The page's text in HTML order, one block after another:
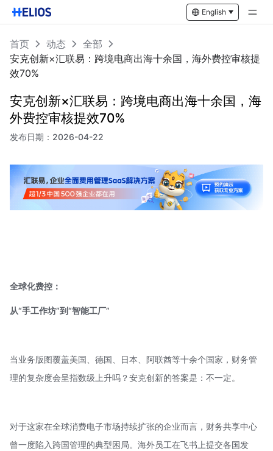
English
首页 动态
全部
安克创新×汇联易：跨境电商出海十余国，海外费控审核提
效70%
安克创新×汇联易：跨境电商出海十余国，海
外费控审核提效70%
发布日期： 2026-04-22
全球化费控：
从“手工作坊”到“智能工厂”
当业务版图覆盖美国、德国、日本、阿联酋等十余个国家，财务管
理的复杂度会呈指数级上升吗？安克创新的答案是：不一定。
对于这家在全球消费电子市场持续扩张的企业而言，财务共享中心
曾一度陷入跨国管理的典型困局。海外员工在飞书上提交各国发